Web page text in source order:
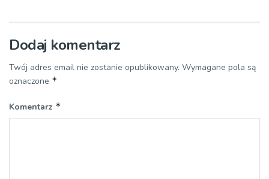
Dodaj komentarz
Twój adres email nie zostanie opublikowany. Wymagane pola są
oznaczone *
Komentarz *